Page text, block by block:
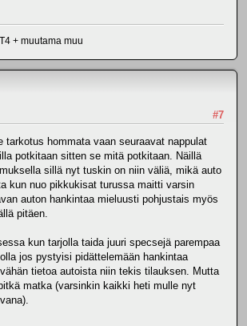
+ muutama muu
#7
tarkotus hommata vaan seuraavat nappulat
potkitaan sitten se mitä potkitaan. Näillä
sillä nyt tuskin on niin väliä, mikä auto
kun nuo pikkukisat turussa maitti varsin
auton hankintaa mieluusti pohjustais myös
pitäen.
kun tarjolla taida juuri specsejä parempaa
jos pystyisi pidättelemään hankintaa
tietoa autoista niin tekis tilauksen. Mutta
matka (varsinkin kaikki heti mulle nyt